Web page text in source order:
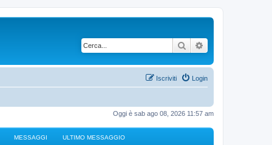
Cerca
Login
Iscriviti
Oggi è sab ago 08, 2026 11:57 am
MESSAGGI ULTIMO MESSAGGIO